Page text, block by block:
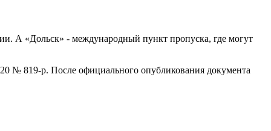
А «Дольск» - международный пункт пропуска, где могут
№ 819-р. После официального опубликования документа